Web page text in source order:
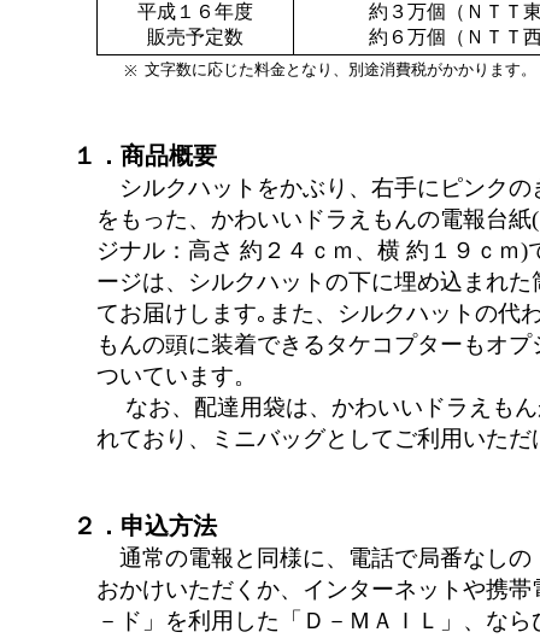
平成１６年度
販売予定数
約３万個（ＮＴＴ
約６万個（ＮＴＴ
※ 文字数に応じた料金となり、別途消費税がかかります。
１．商品概要
シルクハットをかぶり、右手にピンクの
をもった、かわいいドラえもんの電報台紙
ジナル：高さ 約２４ｃｍ、横 約１９ｃｍ)
ージは、シルクハットの下に埋め込まれた
てお届けします｡また、シルクハットの代
もんの頭に装着できるタケコプターもオプ
ついています。
なお、配達用袋は、かわいいドラえも
れており、ミニバッグとしてご利用いただ
２．申込方法
通常の電報と同様に、電話で局番なしの
おかけいただくか、インターネットや携帯
－ド」を利用した「Ｄ－ＭＡＩＬ」、なら